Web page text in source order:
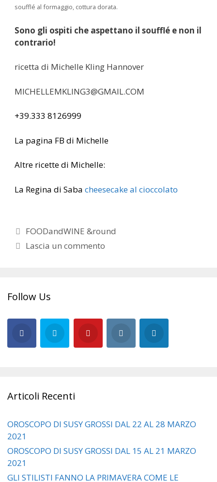
soufflé al formaggio, cottura dorata.
Sono gli ospiti che aspettano il soufflé e non il
contrario!
ricetta di Michelle Kling Hannover
MICHELLEMKLING3@GMAIL.COM
+39.333 8126999
La pagina FB di Michelle
Altre ricette di Michelle:
La Regina di Saba cheesecake al cioccolato
Categorie
FOODandWINE &round
Lascia un commento
Follow Us
Articoli Recenti
OROSCOPO DI SUSY GROSSI DAL 22 AL 28 MARZO
2021
OROSCOPO DI SUSY GROSSI DAL 15 AL 21 MARZO
2021
GLI STILISTI FANNO LA PRIMAVERA COME LE